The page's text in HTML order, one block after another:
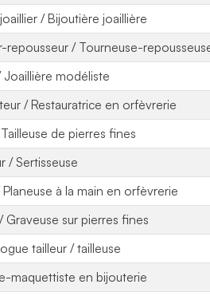
/ Bijoutière joaillière
repousseur / Tourneuse-
Joaillière modéliste
/ Restauratrice en orfèvrerie
de pierres fines
/ Sertisseuse
Planeuse à la main en orfèvrerie
Graveuse sur pierres fines
tailleur / tailleuse
maquettiste en bijouterie